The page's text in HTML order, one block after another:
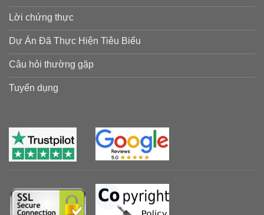
Lời chứng thực
Dự Án Đã Thực Hiện Tiêu Biểu
Câu hỏi thường gặp
Tuyển dụng